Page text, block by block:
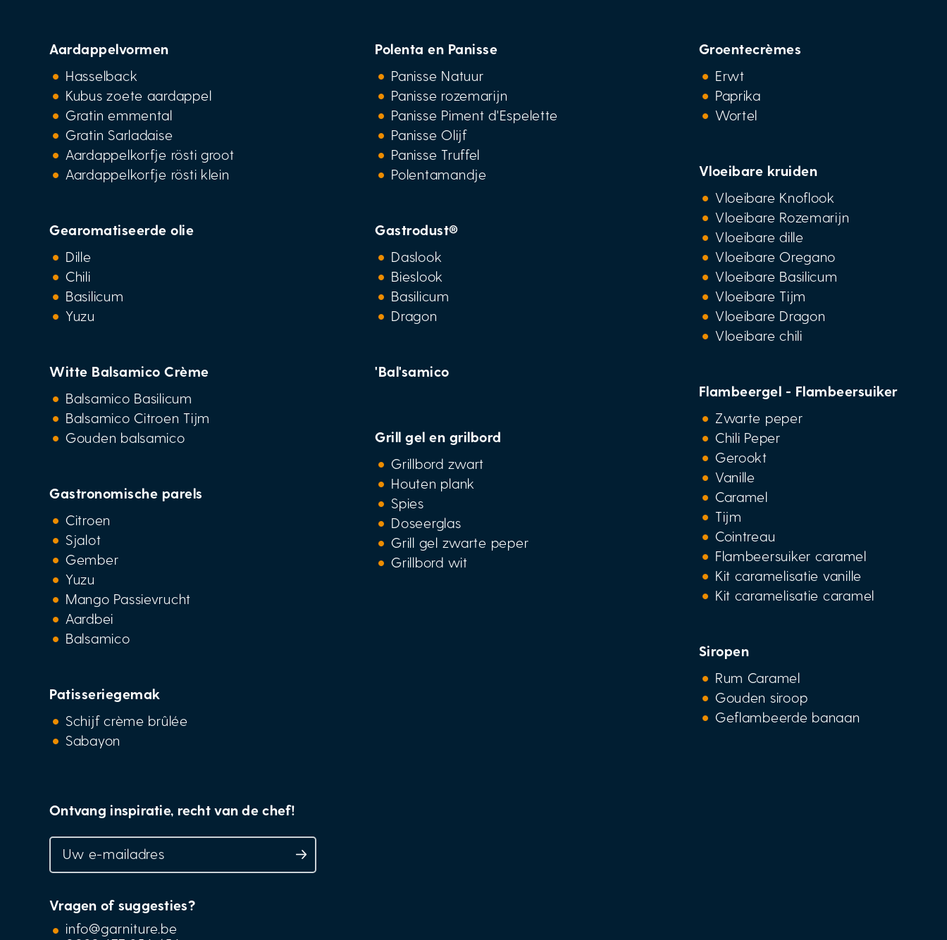
Aardappelvormen
Hasselback
Kubus zoete aardappel
Gratin emmental
Gratin Sarladaise
Aardappelkorfje rösti groot
Aardappelkorfje rösti klein
Gearomatiseerde olie
Dille
Chili
Basilicum
Yuzu
Witte Balsamico Crème
Balsamico Basilicum
Balsamico Citroen Tijm
Gouden balsamico
Gastronomische parels
Citroen
Sjalot
Gember
Yuzu
Mango Passievrucht
Aardbei
Balsamico
Patisseriegemak
Schijf crème brûlée
Sabayon
Polenta en Panisse
Panisse Natuur
Panisse rozemarijn
Panisse Piment d'Espelette
Panisse Olijf
Panisse Truffel
Polentamandje
Gastrodust®
Daslook
Bieslook
Basilicum
Dragon
'Bal'samico
Grill gel en grilbord
Grillbord zwart
Houten plank
Spies
Doseerglas
Grill gel zwarte peper
Grillbord wit
Groentecrèmes
Erwt
Paprika
Wortel
Vloeibare kruiden
Vloeibare Knoflook
Vloeibare Rozemarijn
Vloeibare dille
Vloeibare Oregano
Vloeibare Basilicum
Vloeibare Tijm
Vloeibare Dragon
Vloeibare chili
Flambeergel - Flambeersuiker
Zwarte peper
Chili Peper
Gerookt
Vanille
Caramel
Tijm
Cointreau
Flambeersuiker caramel
Kit caramelisatie vanille
Kit caramelisatie caramel
Siropen
Rum Caramel
Gouden siroop
Geflambeerde banaan
Ontvang inspiratie, recht van de chef!
Vragen of suggesties?
info@garniture.be